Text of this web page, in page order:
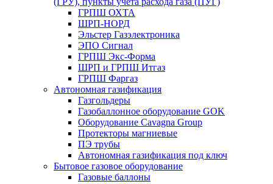
ГРПШ ОХТА
ШРП-НОРД
Эльстер Газэлектроника
ЭПО Сигнал
ГРПШ Экс-Форма
ШРП и ГРПШ Итгаз
ГРПШ Фаргаз
Автономная газификация
Газгольдеры
Газобаллонное оборудование GOK
Оборудование Cavagna Group
Протекторы магниевые
ПЭ трубы
Автономная газификация под ключ
Бытовое газовое оборудование
Газовые баллоны